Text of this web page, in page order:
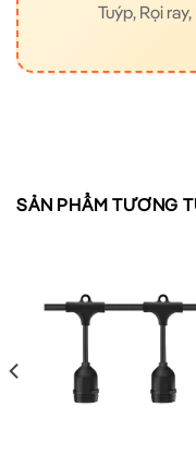
Tuýp, Rọi
SẢN PHẨM TƯƠNG